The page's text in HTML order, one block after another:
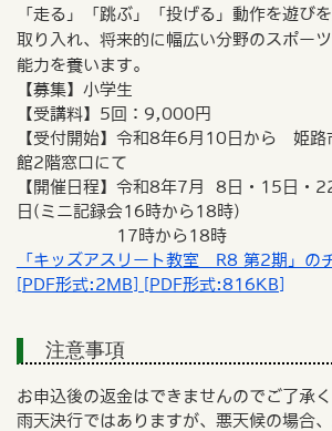
「走る」「跳ぶ」「投げる」動作を遊び
取り入れ、将来的に幅広い分野のスポー
能力を養います。
【募集】小学生
【受講料】5回：9,000円
【受付開始】令和8年6月10日から 姫路
館2階窓口にて
【開催日程】令和8年7月 8日・15日・
日(ミニ記録会16時から18時)
17時から18時
「キッズアスリート教室 R8 第2期」の
[PDF形式:2MB] [PDF形式:816KB]
注意事項
お申込後の返金はできませんのでご了承く
雨天決行ではありますが、悪天候の場合